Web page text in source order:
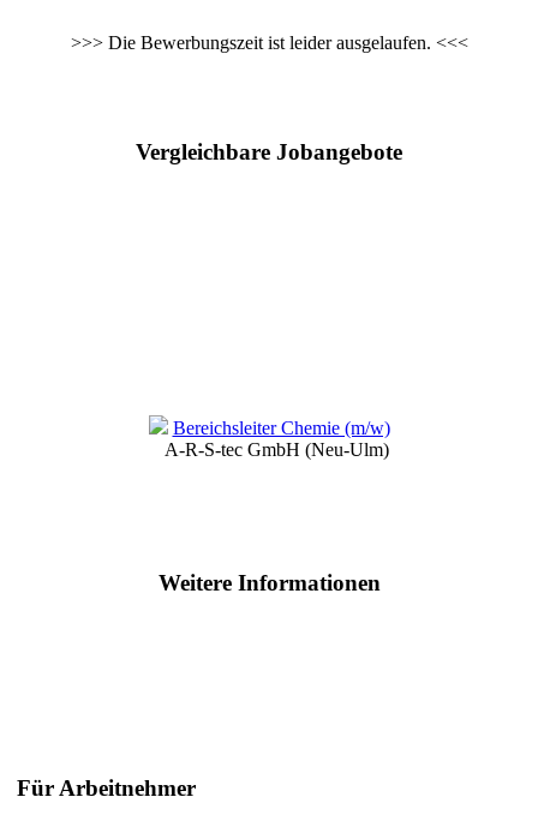
>>> Die Bewerbungszeit ist leider ausgelaufen. <<<
Vergleichbare Jobangebote
Bereichsleiter Chemie (m/w)
A-R-S-tec GmbH (Neu-Ulm)
Weitere Informationen
Für Arbeitnehmer